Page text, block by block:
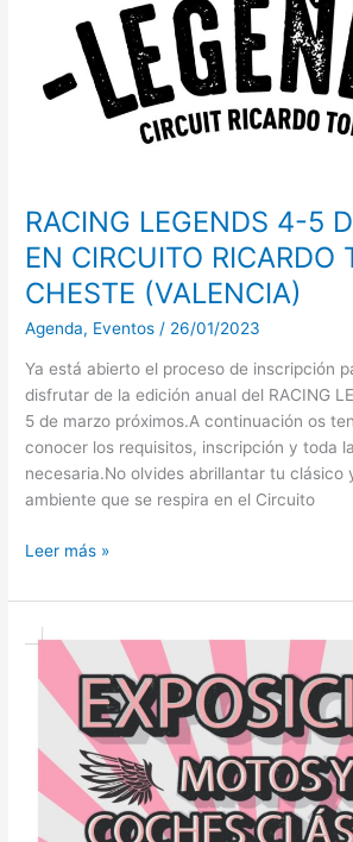
RACING LEGENDS 4-5
EN CIRCUITO RICARDO
CHESTE (VALENCIA)
Agenda, Eventos / 26/01/2023
Ya está abierto el proceso de inscripción
disfrutar de la edición anual del RACING
5 de marzo próximos.A continuación os
conocer los requisitos, inscripción y toda
necesaria.No olvides abrillantar tu clásico
ambiente que se respira en el Circuito
CIRCUITO
RICARDO
TORMO
Leer más »
CONCENTRACIÓN
COCHES
MOTOS
CLÁSICOS
GODELLA
(VALENCIA)